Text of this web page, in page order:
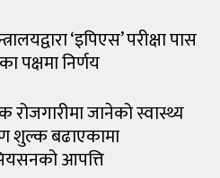
‘इपिएस’ परीक्षा पास
पक्षमा निर्णय
रोजगारीमा जानेको स्वास्थ्य
शुल्क बढाएकामा
आपत्ति